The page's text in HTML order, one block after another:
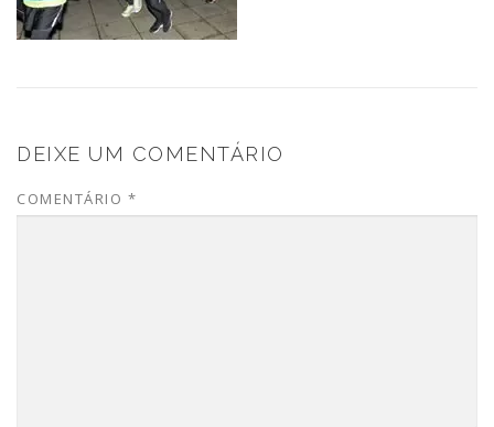
DEIXE UM COMENTÁRIO
COMENTÁRIO *